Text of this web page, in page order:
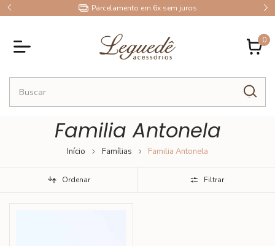
Parcelamento em 6x sem juros
0
Familia Antonela
Início Famílias Familia Antonela
Ordenar Filtrar